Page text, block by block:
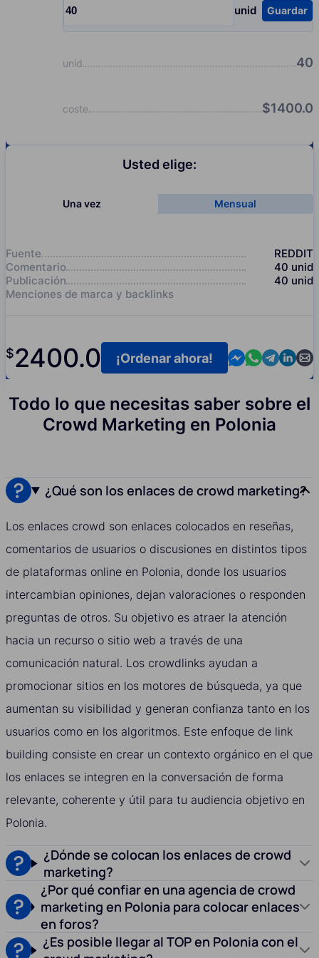
unid
Input quantity, pcs Guardar
unid 40
coste $1400.0
Usted elige:
Una vez Mensual
Fuente
REDDIT
Comentario
40 unid
Publicación
40 unid
Menciones de marca y backlinks
$2400.0 Contact us in
Contact us
Contact
¡Ordenar ahora!
Todo lo que necesitas saber sobre el
Crowd Marketing en Polonia
¿Qué son los enlaces de crowd marketing?
Los enlaces crowd son enlaces colocados en reseñas,
comentarios de usuarios o discusiones en distintos tipos
de plataformas online en Polonia, donde los usuarios
intercambian opiniones, dejan valoraciones o responden
preguntas de otros. Su objetivo es atraer la atención
hacia un recurso o sitio web a través de una
comunicación natural. Los crowdlinks ayudan a
promocionar sitios en los motores de búsqueda, ya que
aumentan su visibilidad y generan confianza tanto en los
usuarios como en los algoritmos. Este enfoque de link
building consiste en crear un contexto orgánico en el que
los enlaces se integren en la conversación de forma
relevante, coherente y útil para tu audiencia objetivo en
Polonia.
¿Dónde se colocan los enlaces de crowd
marketing?
¿Por qué confiar en una agencia de crowd
marketing en Polonia para colocar enlaces
en foros?
¿Es posible llegar al TOP en Polonia con el